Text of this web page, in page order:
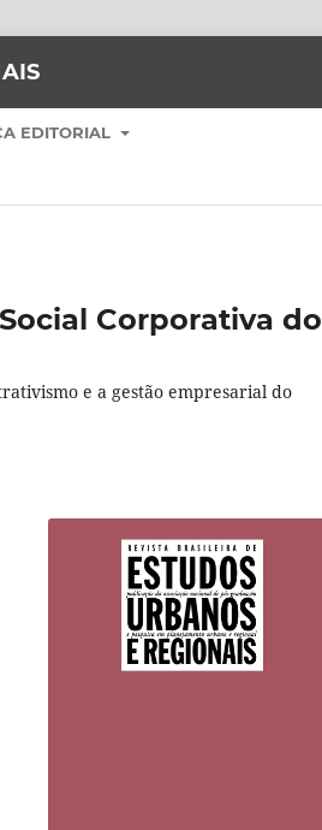
EDITORIAL
Corporativa do
e a gestão empresarial do